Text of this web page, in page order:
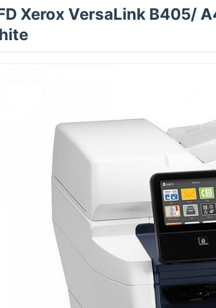
Xerox VersaLink B405/